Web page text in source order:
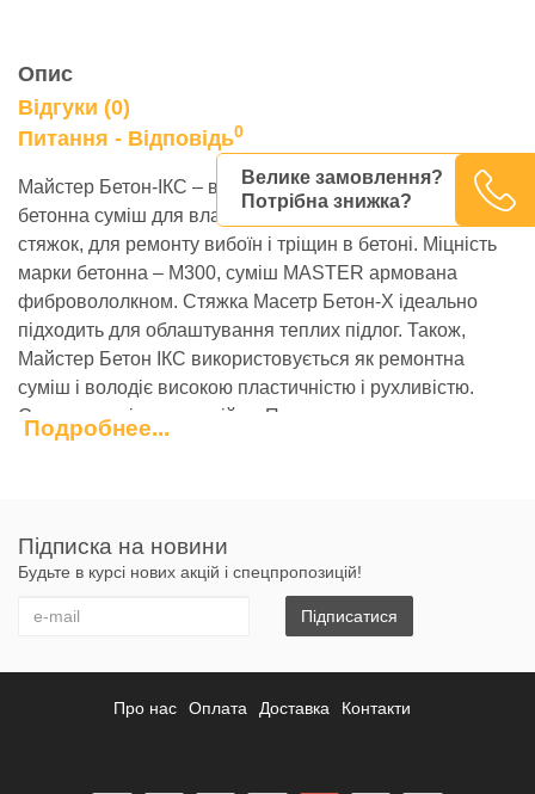
Велике замовлення?
Потрібна знижка?
Опис
Відгуки (0)
Питання - Відповідь0
Майстер Бетон-ІКС – високоміцна, універсальна
бетонна суміш для влаштування бетонних підлог та
стяжок, для ремонту вибоїн і тріщин в бетоні. Міцність
марки бетонна – М300, суміш MASTER армована
фибровололкном. Стяжка Масетр Бетон-Х ідеально
підходить для облаштування теплих підлог. Також,
Майстер Бетон ІКС використовується як ремонтна
суміш і володіє високою пластичністю і рухливістю.
Смеь водо - і морозостійка. При одношаровому
нанисенни можна використовувати – від 10 до 300 мм.
Облаштування стяжки (М 300);
Високопластична і трещиноустойчивая;
Вологостійка і морозостійка;
Товщина шару до300 мм;
Міцне покриття 30 МПа;
Подробнее...
Підписка на новини
Будьте в курсі нових акцій і спецпропозицій!
Підписатися
Про нас Оплата Доставка Контакти